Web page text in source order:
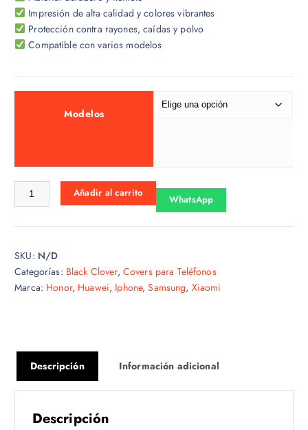
Impresión de alta calidad y colores vibrantes
Protección contra rayones, caídas y polvo
Compatible con varios modelos
Modelos
Black Clover 004 cantidad
Añadir al carrito
WhatsApp
SKU: N/D
Categorías: Black Clover, Covers para Teléfonos
Marca: Honor, Huawei, Iphone,Samsung, Xiaomi
Descripción Información adicional
Descripción